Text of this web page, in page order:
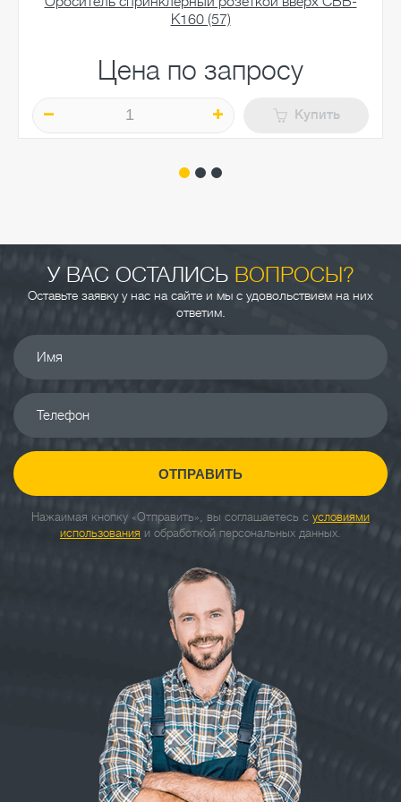
К160 (57)
Цена по запросу
Купить
У ВАС ОСТАЛИСЬ ВОПРОСЫ?
Оставьте заявку у нас на сайте и мы с удовольствием на них
ответим.
Имя
Телефон
ОТПРАВИТЬ
Нажаимая кнопку «Отправить», вы соглашаетесь с условиями
использования и обработкой персональных данных.